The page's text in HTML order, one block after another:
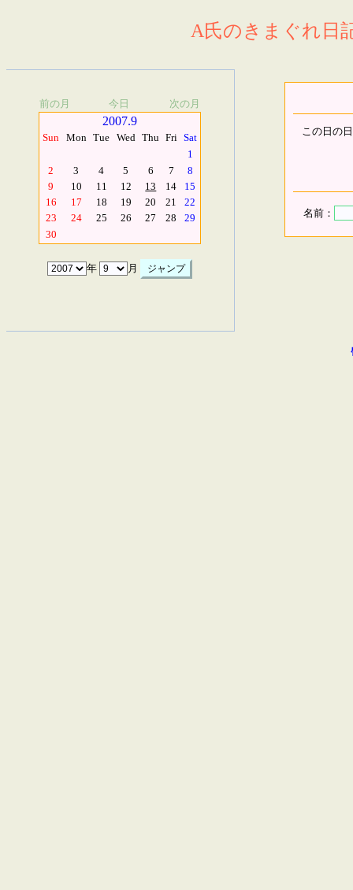
A氏のきまぐれ日
前の月 今日 次の月
2007.9
Sun Mon Tue Wed Thu Fri Sat
1
2
3 4 5 6 7
8
9
10 11 12 13 14
15
16
17 18 19 20 21
22
23
24 25 26 27 28
29
30
年 月
この日の
名前：